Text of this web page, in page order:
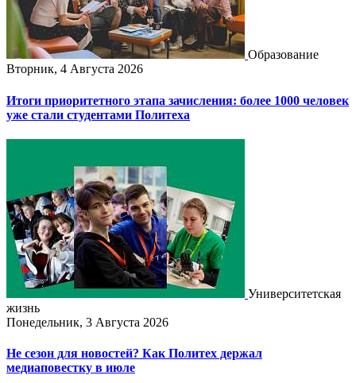
Образование
Вторник, 4 Августа 2026
Итоги приоритетного этапа зачисления: более 1000 человек
уже стали студентами Политеха
Университетская
жизнь
Понедельник, 3 Августа 2026
Не сезон для новостей? Как Политех держал
медиаповестку в июле